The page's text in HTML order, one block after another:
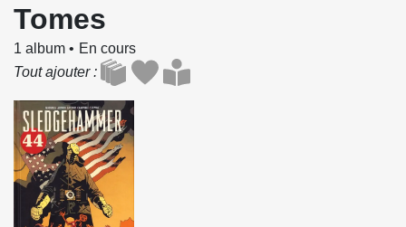
Tomes
1 album
En cours
Tout ajouter